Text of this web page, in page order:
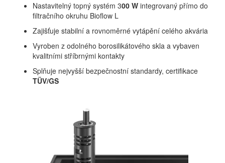
Nastavitelný topný systém 300 W integrovaný přímo do
filtračního okruhu Bioflow L
Zajišťuje stabilní a rovnoměrné vytápění celého akvária
Vyroben z odolného borosilikátového skla a vybaven
kvalitními stříbrnými kontakty
Splňuje nejvyšší bezpečnostní standardy, certifikace
TÜV/GS